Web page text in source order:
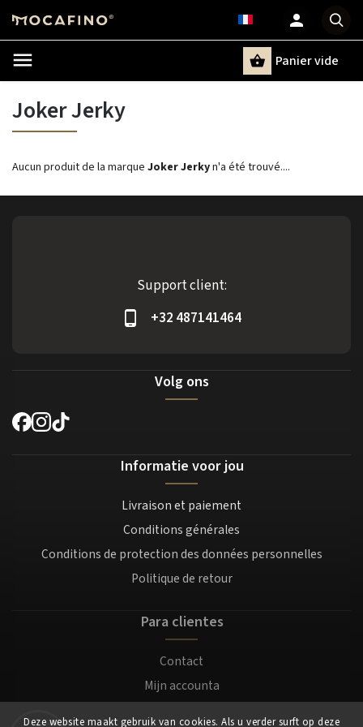
Deze website maakt gebruik van cookies. Als u verder surft op deze
Panier vide
Joker Jerky
Aucun produit de la marque Joker Jerkyn'a été trouvé....
Support client:
+32 487141464
Volg ons
Informatie voor jou
Livraison et paiement
Conditions générales
Conditions de protection des données personnelles
Politique de retour
Para clientes
Contact
Mijn accounta